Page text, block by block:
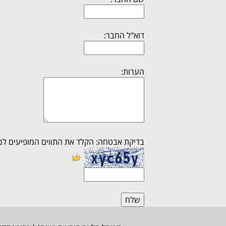
דוא"ל החבר:
הערות:
בדיקת אבטחה: הקלד את התווים המופיעים